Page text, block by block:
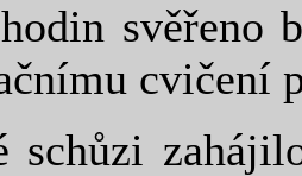
svěřeno
cvičení
schůzi